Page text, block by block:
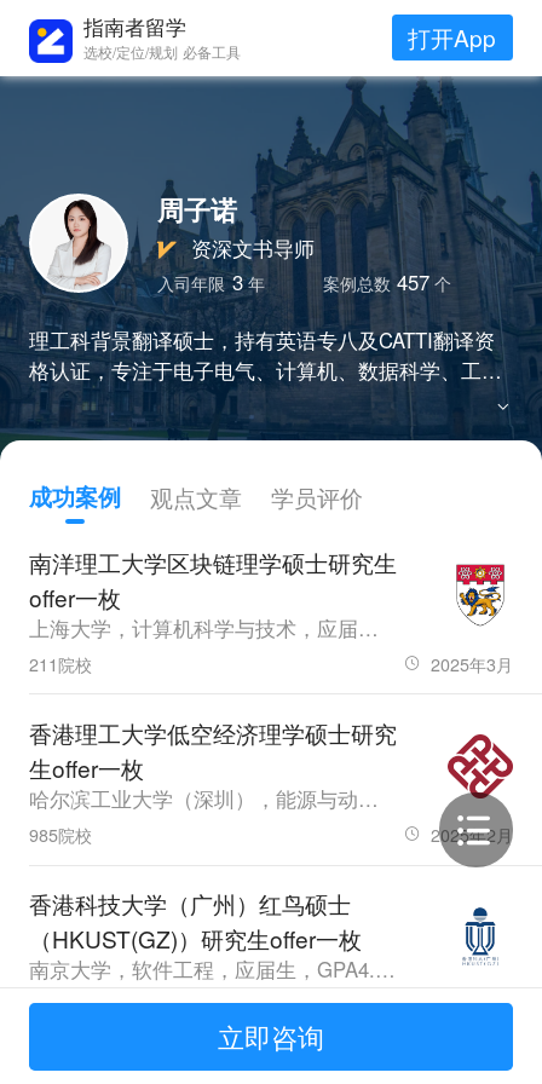
指南者留学
选校/定位/规划 必备工具 打开App
周子诺
资深文书导师
入司年限 3年 案例总数 457 个
理工科背景翻译硕士，持有英语专八及CATTI翻译资
格认证，专注于电子电气、计算机、数据科学、工业
工程等理工科方向的文书写作与润色。善于挖掘学生
经历亮点，精准提炼个性化特质。致力于用专业与热
成功案例 观点文章
学员评价
南洋理工大学区块链理学硕士研究生
offer一枚
上海大学，计算机科学与技术，应届生，GPA84.2，雅思7.0、六级579.0
211院校 2025年3月
香港理工大学低空经济理学硕士研究
生offer一枚
哈尔滨工业大学（深圳），能源与动力工程，其他，GPA83.42
985院校 2025年2月
香港科技大学（广州）红鸟硕士
（HKUST(GZ)）研究生offer一枚
南京大学，软件工程，应届生，GPA4.45，六级559.0
985院校 2026年7月
香港科技大学会计学理学硕士研究生
立即咨询